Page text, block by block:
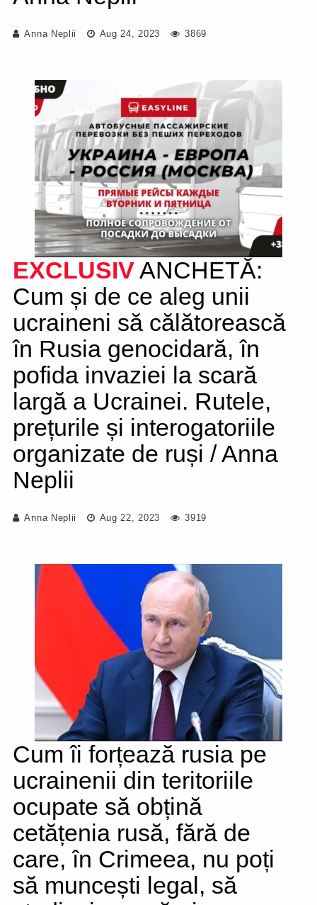
Anna Neplii Aug 24, 2023 3869
EXCLUSIVANCHETĂ:
Cum și de ce aleg unii
ucraineni să călătorească
în Rusia genocidară, în
pofida invaziei la scară
largă a Ucrainei. Rutele,
prețurile și interogatoriile
organizate de ruși / Anna
Neplii
Anna Neplii Aug 22, 2023 3919
Cum îi forțează rusia pe
ucrainenii din teritoriile
ocupate să obțină
cetățenia rusă, fără de
care, în Crimeea, nu poți
să muncești legal, să